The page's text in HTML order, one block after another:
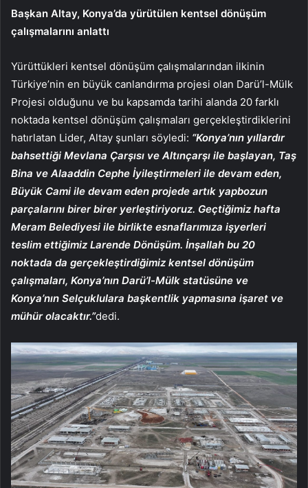
Başkan Altay, Konya’da yürütülen kentsel dönüşüm
çalışmalarını anlattı
Yürüttükleri kentsel dönüşüm çalışmalarından ilkinin
Türkiye’nin en büyük canlandırma projesi olan Darü’l-Mülk
Projesi olduğunu ve bu kapsamda tarihi alanda 20 farklı
noktada kentsel dönüşüm çalışmaları gerçekleştirdiklerini
hatırlatan Lider, Altay şunları söyledi: “Konya’nın yıllardır
bahsettiği Mevlana Çarşısı ve Altınçarşı ile başlayan, Taş
Bina ve Alaaddin Cephe İyileştirmeleri ile devam eden,
Büyük Cami ile devam eden projede artık yapbozun
parçalarını birer birer yerleştiriyoruz. Geçtiğimiz hafta
Meram Belediyesi ile birlikte esnaflarımıza işyerleri
teslim ettiğimiz Larende Dönüşüm. İnşallah bu 20
noktada da gerçekleştirdiğimiz kentsel dönüşüm
çalışmaları, Konya’nın Darü’l-Mülk statüsüne ve
Konya’nın Selçuklulara başkentlik yapmasına işaret ve
mühür olacaktır.”dedi.